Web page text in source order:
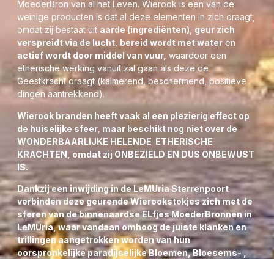
MoederBron van al het Leven. Wierook is een van de
weinige producten is dat al deze elementen in zich draagt,
omdat zij bestaat uit aarde (ingrediënten), geur zich
verspreidt via de lucht, bereid wordt met water en
actief wordt door middel van vuur, waardoor een
etherische werking vanuit zal gaan als deze de
Geestkracht draagt (kalmerend, beschermend, positieve
dingen aantrekkend).
Wierook branden heeft vaak al een plezierig effect op
de huiselijke sfeer, maar beschikt nog niet over de
WONDERBAARLIJKE HELENDE ETHERISCHE
KRACHTEN , omdat zij ONBEZIELD EN DUS ONBEWUST
IS.
Dankzij een inwijding in de LeMUria Sterrenpoort
verbinden deze geurende Wierookstokjes zich met de
sferen van de binnenaardse ELfjes MoederBronnen in
LeMUria, waar vandaan omhoog de juiste klanken en
trillingen aangetrokken worden van hun
oorspronkelijke paradijselijke Bloemen, Bloesems- ,